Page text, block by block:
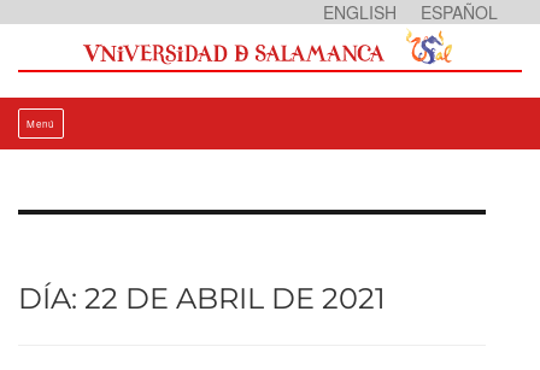
ESPAÑOL
ENGLISH
Menú
DÍA: 22 DE ABRIL DE 2021